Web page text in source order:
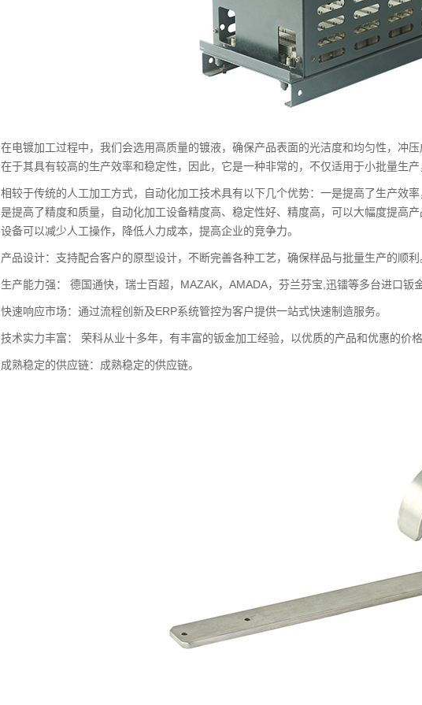
在电镀加工过程中，我们会选用高质量的镀液，确保产品表面的光洁度和均匀性，冲
在于其具有较高的生产效率和稳定性，因此，它是一种非常的，不仅适用于小批量生产
相较于传统的人工加工方式，自动化加工技术具有以下几个优势：一是提高了生产效
是提高了精度和质量，自动化加工设备精度高、稳定性好、精度高，可以大幅度提高
设备可以减少人工操作，降低人力成本，提高企业的竞争力。
产品设计：支持配合客户的原型设计，不断完善各种工艺，确保样品与批量生产的顺利
生产能力强： 德国通快，瑞士百超，MAZAK，AMADA，芬兰芬宝,迅镭等多台进口钣
快速响应市场：通过流程创新及ERP系统管控为客户提供一站式快速制造服务。
技术实力丰富： 荣科从业十多年，有丰富的钣金加工经验，以优质的产品和优惠的价格
成熟稳定的供应链：成熟稳定的供应链。